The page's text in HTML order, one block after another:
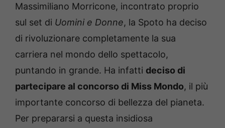
Massimiliano Morricone, incontrato proprio
sul set di Uomini e Donne, la Spoto ha deciso
di rivoluzionare completamente la sua
carriera nel mondo dello spettacolo,
puntando in grande. Ha infatti deciso di
partecipare al concorso di Miss Mondo, il più
importante concorso di bellezza del pianeta.
Per prepararsi a questa insidiosa